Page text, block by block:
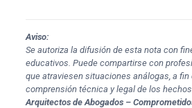
Aviso:
Se autoriza la difusión de esta nota con
educativos. Puede compartirse con
que atraviesen situaciones análogas, a fin
comprensión técnica y legal de los hechos.
Arquitectos de Abogados –